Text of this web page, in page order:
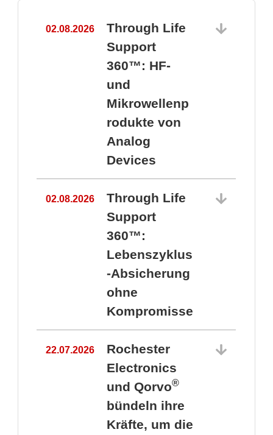
02.08.2026
Through Life
Support
360™: HF-
und
Mikrowellenp
rodukte von
Analog
Devices
02.08.2026
Through Life
Support
360™:
Lebenszyklus
-Absicherung
ohne
Kompromisse
22.07.2026
Rochester
Electronics
und Qorvo®
bündeln ihre
Kräfte, um die